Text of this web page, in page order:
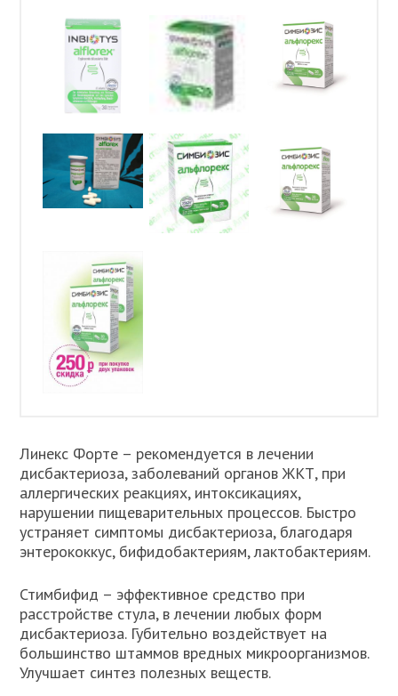
Линекс Форте – рекомендуется в лечении
дисбактериоза, заболеваний органов ЖКТ, при
аллергических реакциях, интоксикациях,
нарушении пищеварительных процессов. Быстро
устраняет симптомы дисбактериоза, благодаря
энтерококкус, бифидобактериям, лактобактериям.
Стимбифид – эффективное средство при
расстройстве стула, в лечении любых форм
дисбактериоза. Губительно воздействует на
большинство штаммов вредных микроорганизмов.
Улучшает синтез полезных веществ.